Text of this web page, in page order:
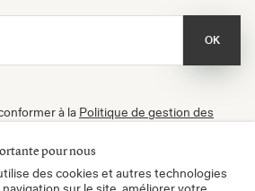
OK
à la Politique de gestion des
vous désinscrire à tout moment.
Certifié B Corp
pour nous
des cookies et autres technologies
sur le site, améliorer votre